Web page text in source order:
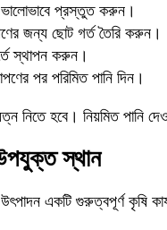
ভালোভাবে প্রস্তুত করুন।
জন্য ছোট গর্ত তৈরি করুন।
স্থাপন করুন।
পর পরিমিত পানি দিন।
নিতে হবে। নিয়মিত পানি
স্থান
উৎপাদন একটি গুরুত্বপূর্ণ